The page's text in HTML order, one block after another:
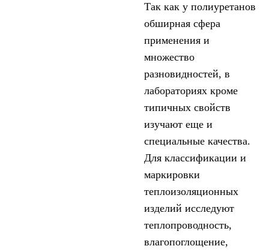
Так как у полиуретанов
обширная сфера
применения и
множество
разновидностей, в
лабораториях кроме
типичных свойств
изучают еще и
специальные качества.
Для классификации и
маркировки
теплоизоляционных
изделий исследуют
теплопроводность,
влагопоглощение,